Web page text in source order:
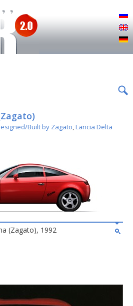
Built by Zagato,Lancia Delta
(Zagato), 1992